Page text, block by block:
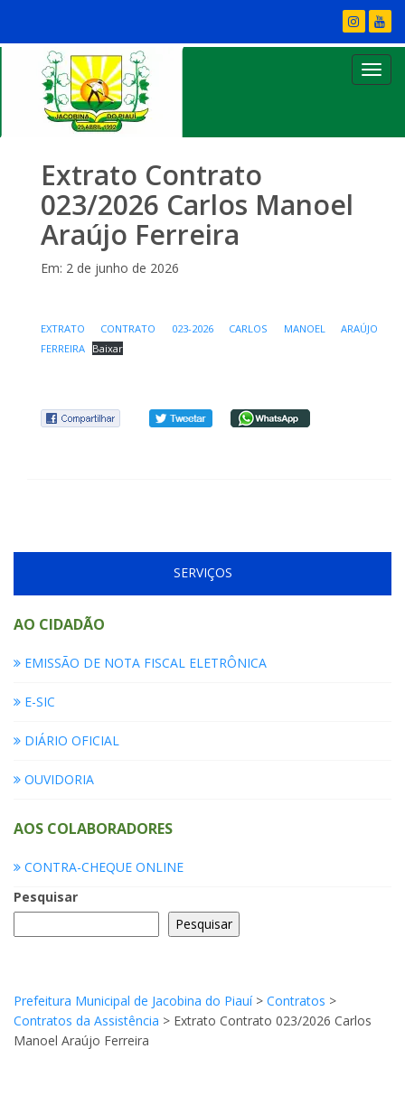
Extrato Contrato
023/2026 Carlos Manoel
Araújo Ferreira
Em: 2 de junho de 2026
EXTRATO CONTRATO 023-2026 CARLOS MANOEL ARAÚJO
FERREIRA Baixar
SERVIÇOS
AO CIDADÃO
EMISSÃO DE NOTA FISCAL ELETRÔNICA
E-SIC
DIÁRIO OFICIAL
OUVIDORIA
AOS COLABORADORES
CONTRA-CHEQUE ONLINE
Pesquisar
Pesquisar
Prefeitura Municipal de Jacobina do Piauí> Contratos >
Contratos da Assistência > Extrato Contrato 023/2026 Carlos
Manoel Araújo Ferreira